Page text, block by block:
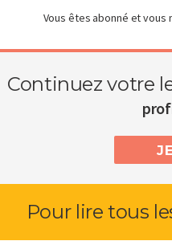
Vous êtes abonné et vous
Continuez votre
Pour lire tous